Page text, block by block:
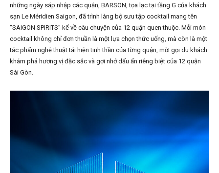
những ngày sáp nhập các quận, BARSON, tọa lạc tại tầng G của khách
sạn Le Méridien Saigon, đã trình làng bộ sưu tập cocktail mang tên
“SAIGON SPIRITS” kể về câu chuyện của 12 quận quen thuộc. Mỗi món
cocktail không chỉ đơn thuần là một lựa chọn thức uống, mà còn là một
tác phẩm nghệ thuật tái hiện tinh thần của từng quận, mời gọi du khách
khám phá hương vị đặc sắc và gợi nhớ dấu ấn riêng biệt của 12 quận
Sài Gòn.